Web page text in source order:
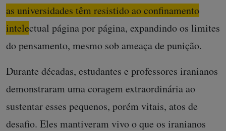
as universidades têm resistido ao confinamento
intelectual página por página, expandindo os limites
do pensamento, mesmo sob ameaça de punição.
Durante décadas, estudantes e professores iranianos
demonstraram uma coragem extraordinária ao
sustentar esses pequenos, porém vitais, atos de
desafio. Eles mantiveram vivo o que os iranianos